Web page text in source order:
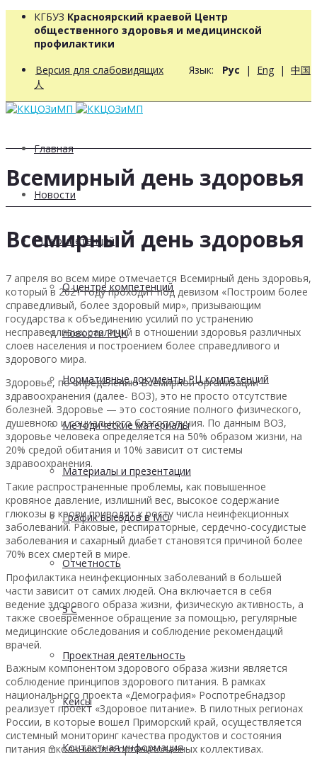
КГБУЗ Красноярский краевой Центр
общественного здоровья и медицинской
профилактики
Версия для слабовидящих Язык: Рус | Eng | 中国
人
Главная
Новости
РЦ компетенций
О центре компетенций
Новости РЦК
Нормативные документы РЦ компетенций
Методические материалы
Материалы и презентации
График выездов в МО
Отчетность
5 С
Проектная деятельность
Кейсы
Контактная информация
Всемирный день здоровья
Всемирный день здоровья
7 апреля во всем мире отмечается Всемирный день здоровья,
который в 2021 году проходит под девизом «Построим более
справедливый, более здоровый мир», призывающим
государства к объединению усилий по устранению
несправедливых различий в отношении здоровья различных
слоев населения и построением более справедливого и
здорового мира.
Здоровье, по определению Всемирной организации
здравоохранения (далее- ВОЗ), это не просто отсутствие
болезней. Здоровье — это состояние полного физического,
душевного и социального благополучия. По данным ВОЗ,
здоровье человека определяется на 50% образом жизни, на
20% средой обитания и 10% зависит от системы
здравоохранения.
Такие распространенные проблемы, как повышенное
кровяное давление, излишний вес, высокое содержание
глюкозы в крови приводят к росту числа неинфекционных
заболеваний. Раковые, респираторные, сердечно-сосудистые
заболевания и сахарный диабет становятся причиной более
70% всех смертей в мире.
Профилактика неинфекционных заболеваний в большей
части зависит от самих людей. Она включается в себя
ведение здорового образа жизни, физическую активность, а
также своевременное обращение за помощью, регулярные
медицинские обследования и соблюдение рекомендаций
врачей.
Важным компонентом здорового образа жизни является
соблюдение принципов здорового питания. В рамках
национального проекта «Демография» Роспотребнадзор
реализует проект «Здоровое питание». В пилотных регионах
России, в которые вошел Приморский край, осуществляется
системный мониторинг качества продуктов и состояния
питания школьников в организованных коллективах.